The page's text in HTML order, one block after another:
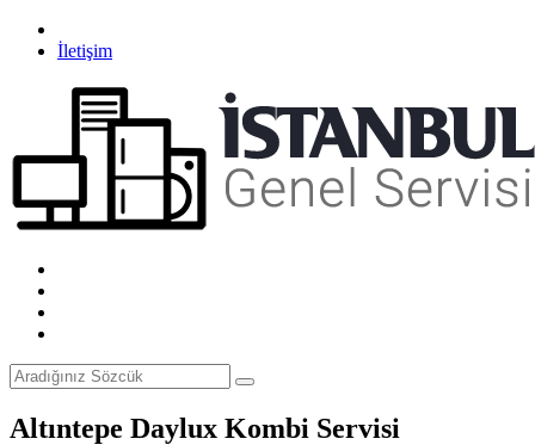
İletişim
Altıntepe Daylux Kombi Servisi